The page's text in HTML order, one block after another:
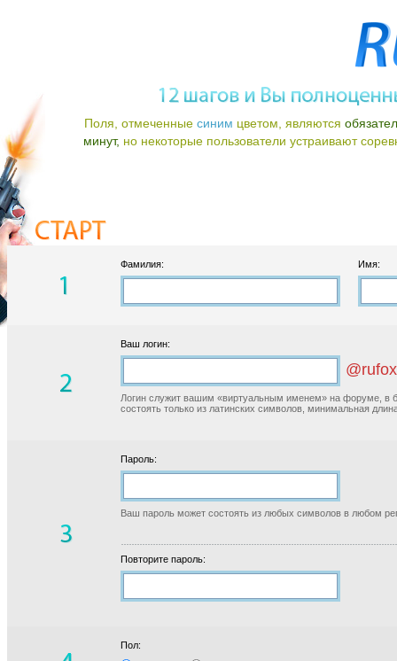
Поля, отмеченные синим цветом, являются
минут, но некоторые пользователи устраивают
Фамилия: Имя:
Ваш логин:
Логин служит вашим «виртуальным именем» на форуме, в
состоять только из латинских символов, минимальная
Пароль:
Ваш пароль может состоять из любых символов в любом
Повторите пароль:
Пол: